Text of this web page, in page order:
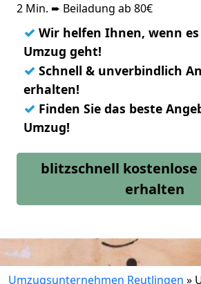
2 Min. ➨ Beiladung ab 80€
✓ Wir helfen Ihnen, wenn
Umzug geht!
✓ Schnell & unverbindlich
erhalten!
✓ Finden Sie das beste
Umzug!
blitzschnell
erhalten
Umzugsunternehmen Reutlingen »